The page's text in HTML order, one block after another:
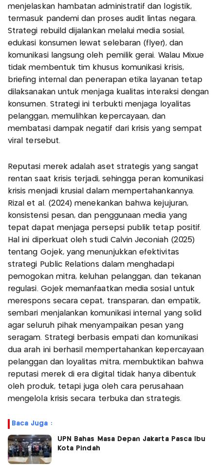
menjelaskan hambatan administratif dan logistik,
termasuk pandemi dan proses audit lintas negara.
Strategi rebuild dijalankan melalui media sosial,
edukasi konsumen lewat selebaran (flyer), dan
komunikasi langsung oleh pemilik gerai. Walau Mixue
tidak membentuk tim khusus komunikasi krisis,
briefing internal dan penerapan etika layanan tetap
dilaksanakan untuk menjaga kualitas interaksi dengan
konsumen. Strategi ini terbukti menjaga loyalitas
pelanggan, memulihkan kepercayaan, dan
membatasi dampak negatif dari krisis yang sempat
viral tersebut.
Reputasi merek adalah aset strategis yang sangat
rentan saat krisis terjadi, sehingga peran komunikasi
krisis menjadi krusial dalam mempertahankannya.
Rizal et al. (2024) menekankan bahwa kejujuran,
konsistensi pesan, dan penggunaan media yang
tepat dapat menjaga persepsi publik tetap positif.
Hal ini diperkuat oleh studi Calvin Jeconiah (2025)
tentang Gojek, yang menunjukkan efektivitas
strategi Public Relations dalam menghadapi
pemogokan mitra, keluhan pelanggan, dan tekanan
regulasi. Gojek memanfaatkan media sosial untuk
merespons secara cepat, transparan, dan empatik,
sembari menjalankan komunikasi internal yang solid
agar seluruh pihak menyampaikan pesan yang
seragam. Strategi berbasis empati dan komunikasi
dua arah ini berhasil mempertahankan kepercayaan
pelanggan dan loyalitas mitra, membuktikan bahwa
reputasi merek di era digital tidak hanya dibentuk
oleh produk, tetapi juga oleh cara perusahaan
mengelola krisis secara terbuka dan strategis.
Baca Juga :
UPN Bahas Masa Depan Jakarta Pasca Ibu
Kota Pindah